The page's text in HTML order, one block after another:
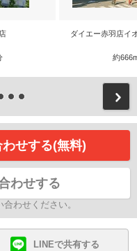
ダイエー赤羽店イ
約
せする(無料)
わせする
わせください。
LINEで共有する